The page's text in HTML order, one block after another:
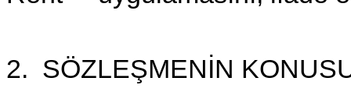
2. SÖZLEŞMENİN